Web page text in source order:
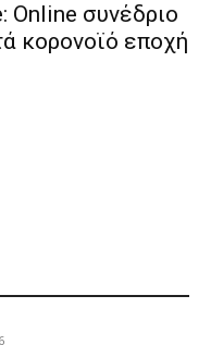
συνέδριο
κορονοϊό εποχή